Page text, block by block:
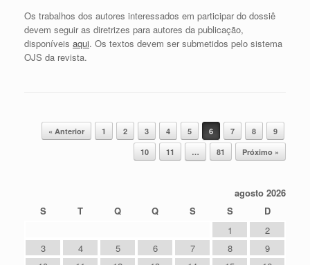
Os trabalhos dos autores interessados em participar do dossiê
devem seguir as diretrizes para autores da publicação,
disponíveis aqui. Os textos devem ser submetidos pelo sistema
OJS da revista.
Post navigation
« Anterior 1 2 3 4 5 6 7 8
9
10
11 … 81 Próximo »
agosto 2026
S
T Q Q S S
D
1
2
3
4 5 6 7 8
9